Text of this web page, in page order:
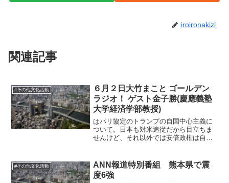
iroironakizi
関連記事
#その他文化活動
６月２日大竹まこと ゴールデン
ラジオ！ ゲスト金子勝(慶應義塾
大学経済学部教授)
はパリ協定のトランプの自国中心主義に
ついて。日本も対米追従だから目立ちま
せんけど、それ以外では安倍政権は自国
特別報告者への政府抗議に【共謀罪】」
の北朝鮮に対する報告者...
#その他文化活動
ANN報道特別番組 熊本県で震
度6強